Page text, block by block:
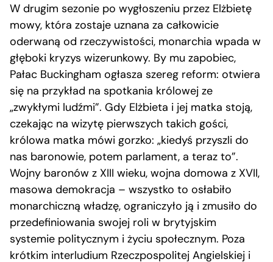
W drugim sezonie po wygłoszeniu przez Elżbietę
mowy, która zostaje uznana za całkowicie
oderwaną od rzeczywistości, monarchia wpada w
głęboki kryzys wizerunkowy. By mu zapobiec,
Pałac Buckingham ogłasza szereg reform: otwiera
się na przykład na spotkania królowej ze
„zwykłymi ludźmi”. Gdy Elżbieta i jej matka stoją,
czekając na wizytę pierwszych takich gości,
królowa matka mówi gorzko: „kiedyś przyszli do
nas baronowie, potem parlament, a teraz to”.
Wojny baronów z XIII wieku, wojna domowa z XVII,
masowa demokracja – wszystko to osłabiło
monarchiczną władzę, ograniczyło ją i zmusiło do
przedefiniowania swojej roli w brytyjskim
systemie politycznym i życiu społecznym. Poza
krótkim interludium Rzeczpospolitej Angielskiej i